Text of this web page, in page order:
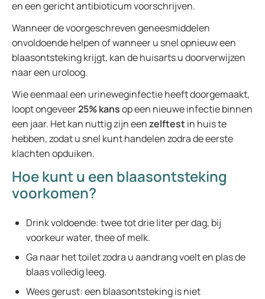
en een gericht antibioticum voorschrijven.
Wanneer de voorgeschreven geneesmiddelen
onvoldoende helpen of wanneer u snel opnieuw een
blaasontsteking krijgt, kan de huisarts u doorverwijzen
naar een uroloog.
Wie eenmaal een urineweginfectie heeft doorgemaakt,
loopt ongeveer25% kansop een nieuwe infectie binnen
een jaar. Het kan nuttig zijn eenzelftest in huis te
hebben, zodat u snel kunt handelen zodra de eerste
klachten opduiken.
Hoe kunt u een blaasontsteking
voorkomen?
Drink voldoende: twee tot drie liter per dag, bij
voorkeur water, thee of melk.
Ga naar het toilet zodra u aandrang voelt en plas de
blaas volledig leeg.
Wees gerust: een blaasontsteking is niet